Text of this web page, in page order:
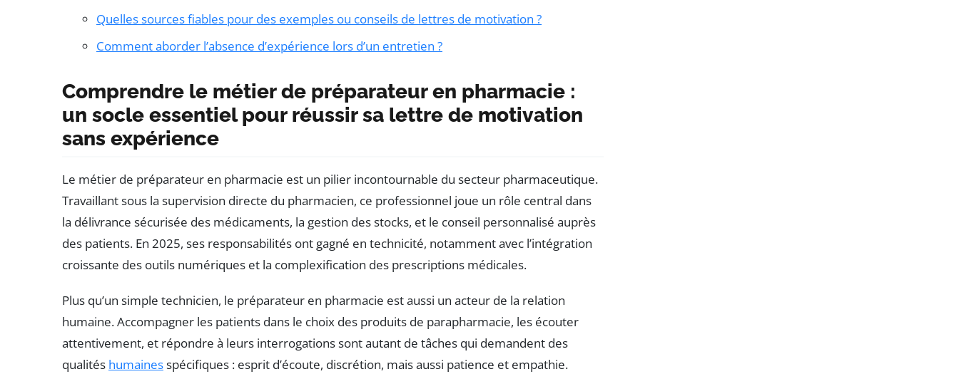
Quelles sources fiables pour des exemples ou conseils de lettres de motivation ?
Comment aborder l’absence d’expérience lors d’un entretien ?
Comprendre le métier de préparateur en pharmacie :
un socle essentiel pour réussir sa lettre de motivation
sans expérience
Le métier de préparateur en pharmacie est un pilier incontournable du secteur pharmaceutique.
Travaillant sous la supervision directe du pharmacien, ce professionnel joue un rôle central dans
la délivrance sécurisée des médicaments, la gestion des stocks, et le conseil personnalisé auprès
des patients. En 2025, ses responsabilités ont gagné en technicité, notamment avec l’intégration
croissante des outils numériques et la complexification des prescriptions médicales.
Plus qu’un simple technicien, le préparateur en pharmacie est aussi un acteur de la relation
humaine. Accompagner les patients dans le choix des produits de parapharmacie, les écouter
attentivement, et répondre à leurs interrogations sont autant de tâches qui demandent des
qualités humainesspécifiques : esprit d’écoute, discrétion, mais aussi patience et empathie.